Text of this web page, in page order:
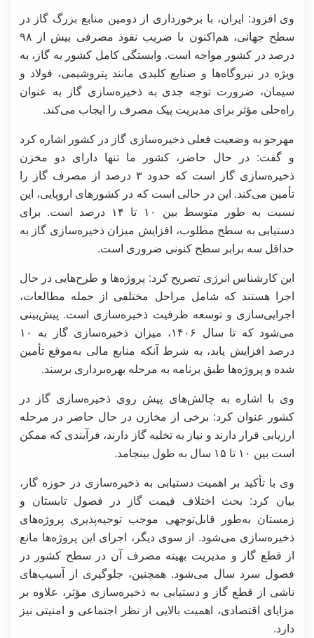
وی افزود: ایران، با برخورداری از دومین منابع بزرگ گاز در
سطح جهانی، هم‌اکنون با ضریب نفوذ مصرفی بیش از ۹۸
درصد در کشور مواجه است. وابستگی کامل کشور به گاز، به
ویژه در نیروگاه‌ها و صنایع کلیدی مانند پتروشیمی، فولاد و
سیمان، ضرورت توجه جدی به ذخیره‌سازی گاز به عنوان
راه‌حلی مؤثر برای مدیریت پیک مصرف را ایجاب می‌کند.
مهرجو به وضعیت فعلی ذخیره‌سازی گاز در کشور اشاره کرد
و گفت: در حال حاضر، کشور ما تنها دارای دو مخزن
ذخیره‌سازی گاز است که حدود ۳ درصد از مصرف گاز را
تأمین می‌کند. این در حالی است که در کشورهای اروپایی، این
نسبت به طور متوسط بین ۱۰ تا ۱۴ درصد است. برای
دستیابی به سطح مطلوب، افزایش میزان ذخیره‌سازی گاز به
حداقل سه برابر سطح کنونی ضروری است.
این کارشناس انرژی تصریح کرد: پروژه‌ها و طرح‌هایی در حال
اجرا هستند که شامل مراحل مختلفی از جمله مطالعات،
اجرایی‌سازی و توسعه ظرفیت ذخیره‌سازی است. پیش‌بینی
می‌شود که تا سال ۱۴۰۶، میزان ذخیره‌سازی گاز به ۱۰
درصد افزایش یابد، به شرط آنکه منابع مالی به‌موقع تأمین
شده و پروژه‌ها طبق برنامه به مرحله بهره‌برداری برسند.
وی با اشاره به چالش‌های پیش روی ذخیره‌سازی گاز در
کشور عنوان کرد: برخی از مخازن در حال حاضر در مرحله
ارزیابی قرار دارند و نیاز به تخلیه گاز دارند، فرآیندی که ممکن
است بین ۱۰ تا ۱۵ سال به طول بینجامد.
وی با تأکید بر اهمیت دستیابی به ذخیره‌سازی در حوزه گاز،
بیان کرد: بحث اختلاف قیمت گاز در فصول تابستان و
زمستان به‌طور قابل‌توجهی موجب توجیه‌پذیری پروژه‌های
ذخیره‌سازی می‌شود. از سوی دیگر، اجرای این پروژه‌ها مانع
از قطع گاز و مدیریت بهینه مصرف آن در سطح کشور در
فصول سرد سال می‌شود. همچنین، جلوگیری از آسیب‌های
ناشی از قطع گاز و دستیابی به ذخیره‌سازی مؤثر، علاوه بر
مزایای اقتصادی، اهمیت بالایی از نظر اجتماعی و امنیتی نیز
دارد.